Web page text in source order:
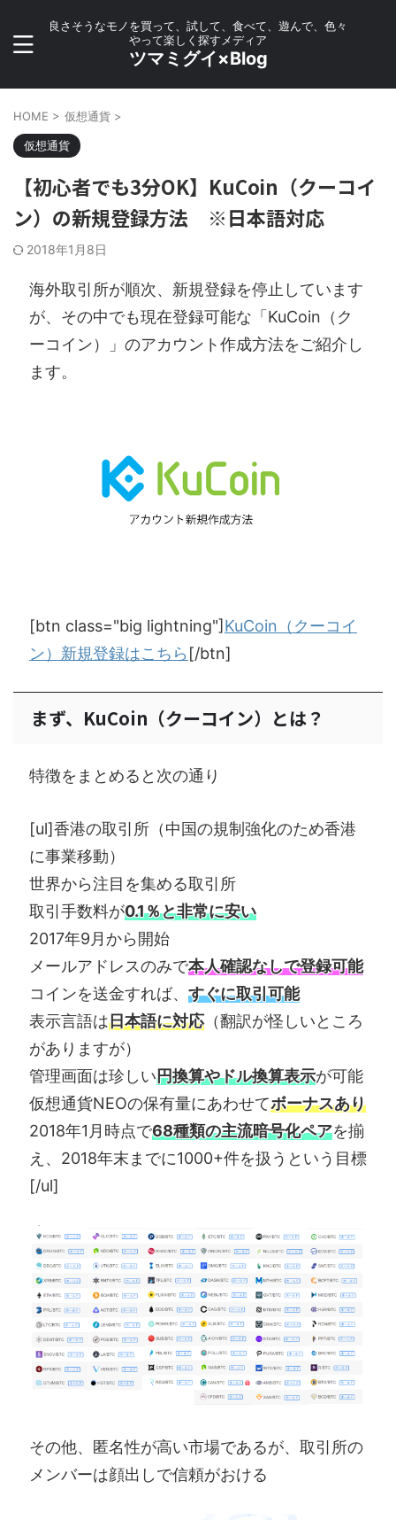
良さそうなモノを買って、試して、食べて、遊んで、色々
やって楽しく探すメディア
ツマミグイ×Blog
HOME > 仮想通貨 >
仮想通貨
【初心者でも3分OK】KuCoin（クーコイ
ン）の新規登録方法 ※日本語対応
2018年1月8日
海外取引所が順次、新規登録を停止しています
が、その中でも現在登録可能な「KuCoin（ク
ーコイン）」のアカウント作成方法をご紹介し
ます。
[btn class="big lightning"]KuCoin（クーコイ
ン）新規登録はこちら [/btn]
まず、KuCoin（クーコイン）とは？
特徴をまとめると次の通り
[ul]香港の取引所（中国の規制強化のため香港
に事業移動）
世界から注目を集める取引所
取引手数料が0.1％と非常に安い
2017年9月から開始
メールアドレスのみで本人確認なしで登録可能
コインを送金すれば、 すぐに取引可能
表示言語は日本語に対応（翻訳が怪しいところ
がありますが）
管理画面は珍しい円換算やドル換算表示が可能
仮想通貨NEOの保有量にあわせてボーナスあり
2018年1月時点で68種類の主流暗号化ペアを揃
え、2018年末までに1000+件を扱うという目標
[/ul]
その他、匿名性が高い市場であるが、取引所の
メンバーは顔出しで信頼がおける